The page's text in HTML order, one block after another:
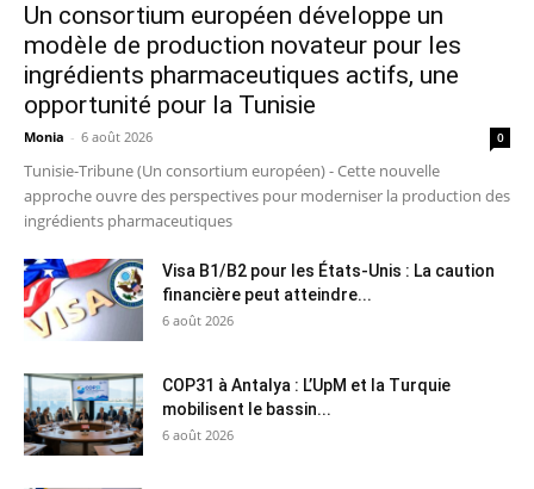
Un consortium européen développe un
modèle de production novateur pour les
ingrédients pharmaceutiques actifs, une
opportunité pour la Tunisie
Monia - 6 août 2026 0
Tunisie-Tribune (Un consortium européen) - Cette nouvelle
approche ouvre des perspectives pour moderniser la production des
ingrédients pharmaceutiques
Visa B1/B2 pour les États-Unis : La caution
financière peut atteindre...
6 août 2026
COP31 à Antalya : L’UpM et la Turquie
mobilisent le bassin...
6 août 2026